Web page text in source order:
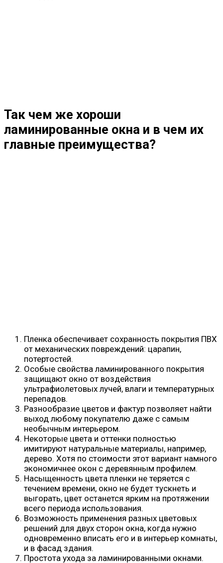
Так чем же хороши
ламинированные окна и в чем их
главные преимущества?
Пленка обеспечивает сохранность покрытия ПВХ
от механических повреждений: царапин,
потертостей.
Особые свойства ламинированного покрытия
защищают окно от воздействия
ультрафиолетовых лучей, влаги и температурных
перепадов.
Разнообразие цветов и фактур позволяет найти
выход любому покупателю даже с самым
необычным интерьером.
Некоторые цвета и оттенки полностью
имитируют натуральные материалы, например,
дерево. Хотя по стоимости этот вариант намного
экономичнее окон с деревянным профилем.
Насыщенность цвета пленки не теряется с
течением времени, окно не будет тускнеть и
выгорать, цвет останется ярким на протяжении
всего периода использования.
Возможность применения разных цветовых
решений для двух сторон окна, когда нужно
одновременно вписать его и в интерьер комнаты,
и в фасад здания.
Простота ухода за ламинированными окнами.